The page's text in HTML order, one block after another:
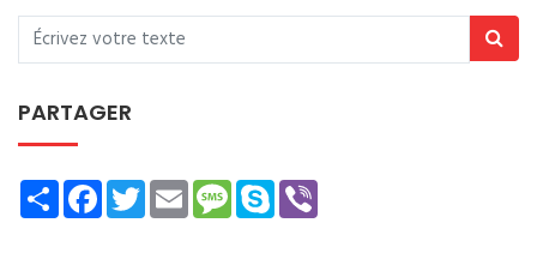
PARTAGER
ShareFacebookTwitterEmailMessage
Skype